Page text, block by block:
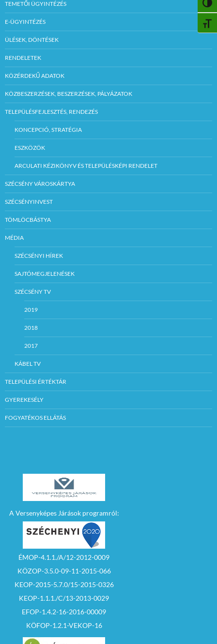
TEMETŐI ÜGYINTÉZÉS
E-ÜGYINTÉZÉS
ÜLÉSEK, DÖNTÉSEK
RENDELETEK
KÖZÉRDEKŰ ADATOK
KÖZBESZERZÉSEK, BESZERZÉSEK, PÁLYÁZATOK
TELEPÜLÉSFEJLESZTÉS, RENDEZÉS
KONCEPCIÓ, STRATÉGIA
ESZKÖZÖK
ARCULATI KÉZIKÖNYV ÉS TELEPÜLÉSKÉPI RENDELET
SZÉCSÉNY VÁROSKÁRTYA
SZÉCSÉNYINVEST
TÖMLÖCBÁSTYA
MÉDIA
SZÉCSÉNYI HÍREK
SAJTÓMEGJELENÉSEK
SZÉCSÉNY TV
2019
2018
2017
KÁBEL TV
TELEPÜLÉSI ÉRTÉKTÁR
GYEREKESÉLY
FOGYATÉKOS ELLÁTÁS
A Versenyképes Járások programról:
ÉMOP-4.1.1./A/12-2012-0009
KÖZOP-3.5.0-09-11-2015-066
KEOP-2015-5.7.0/15-2015-0326
KEOP-1.1.1./C/13-2013-0029
EFOP-1.4.2-16-2016-00009
KÖFOP-1.2.1-VEKOP-16